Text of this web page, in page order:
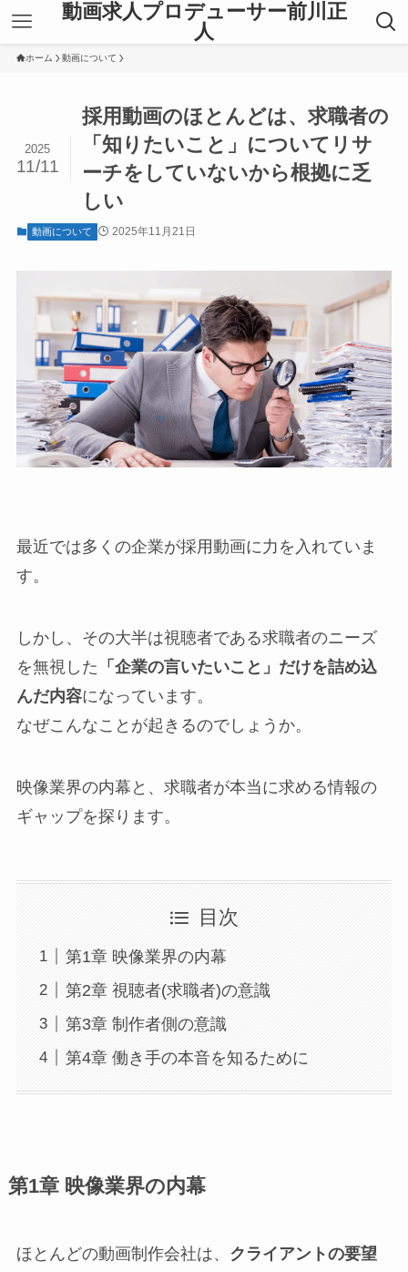
動画求人プロデューサー前川正
人
ホーム 動画について
採用動画のほとんどは、求職者の
「知りたいこと」についてリサ
ーチをしていないから根拠に乏
しい
2025
11/11
動画について 2025年11月21日
最近では多くの企業が採用動画に力を入れていま
す。
しかし、その大半は視聴者である求職者のニーズ
を無視した 「企業の言いたいこと」だけを詰め込
んだ内容になっています。
なぜこんなことが起きるのでしょうか。
映像業界の内幕と、求職者が本当に求める情報の
ギャップを探ります。
目次
第1章 映像業界の内幕
第2章 視聴者(求職者)の意識
第3章 制作者側の意識
第4章 働き手の本音を知るために
第1章 映像業界の内幕
ほとんどの動画制作会社は、 クライアントの要望